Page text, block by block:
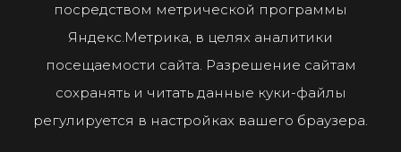
посредством метрической программы
Яндекс.Метрика, в целях аналитики
посещаемости сайта. Разрешение сайтам
сохранять и читать данные куки-файлы
регулируется в настройках вашего браузера.